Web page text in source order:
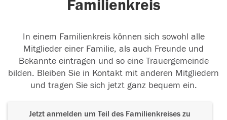
Familienkreis
In einem Familienkreis können sich sowohl alle
Mitglieder einer Familie, als auch Freunde und
Bekannte eintragen und so eine Trauergemeinde
bilden. Bleiben Sie in Kontakt mit anderen Mitgliedern
und tragen Sie sich jetzt ganz bequem ein.
Jetzt anmelden um Teil des Familienkreises zu